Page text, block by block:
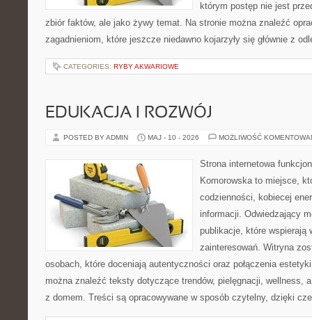
którym postęp nie jest
zbiór faktów, ale jako żywy temat. Na stronie można znaleźć
zagadnieniom, które jeszcze niedawno kojarzyły się głównie z
CATEGORIES: RYBY AKWARIOWE
EDUKACJA I ROZWÓJ
POSTED BY ADMIN MAJ - 10 - 2026 MOŻLIWOŚĆ
Strona internetowa
Komorowska to miejsce,
codzienności, kobiecej
informacji. Odwiedzający
publikacje, które wspierają
zainteresowań. Witryna
osobach, które doceniają autentyczności oraz połączenia
można znaleźć teksty dotyczące trendów, pielęgnacji, wellness,
z domem. Treści są opracowywane w sposób czytelny, dzięki